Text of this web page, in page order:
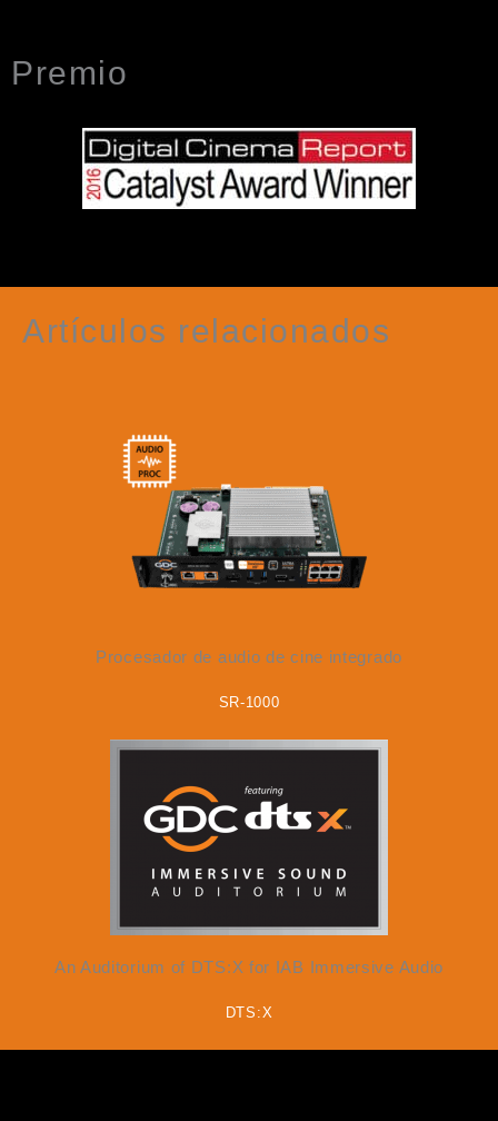
Premio
Artículos relacionados
Procesador de audio de cine integrado
SR-1000
An Auditorium of DTS:X for IAB Immersive Audio
DTS:X